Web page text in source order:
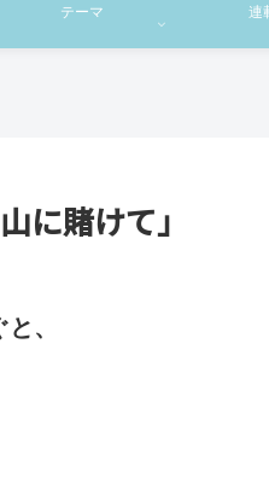
テーマ 連
に賭けて」
、